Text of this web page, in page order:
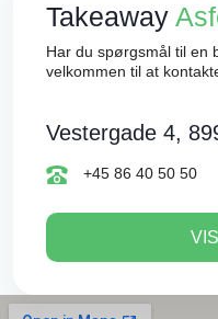
Takeaway
Har du spørgsmål til en
velkommen til at
Vestergade 4,
+45 86 40 50 50